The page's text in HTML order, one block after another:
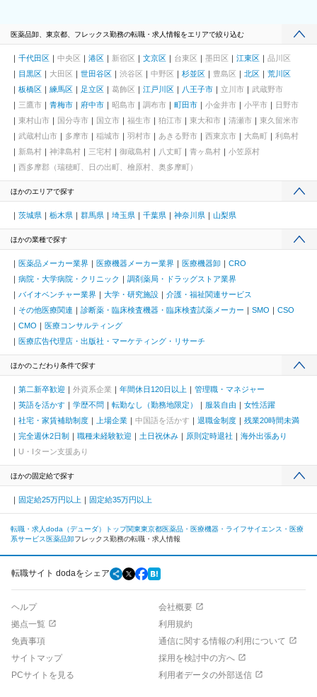
医薬品卸、東京都、フレックス勤務の転職・求人情報をエリアで絞り込む
千代田区 中央区 港区 新宿区 文京区 台東区 墨田区 江東区
品川区
目黒区
大田区 世田谷区 渋谷区 中野区 杉並区 豊島区 北区
荒川区
板橋区
練馬区 足立区 葛飾区 江戸川区 八王子市 立川市
武蔵野市
三鷹市
青梅市 府中市 昭島市 調布市 町田市 小金井市 小平市
日野市
東村山市
国分寺市 国立市 福生市 狛江市 東大和市 清瀬市
東久留米市
武蔵村山市
多摩市 稲城市 羽村市 あきる野市 西東京市 大島町
利島村
新島村
神津島村 三宅村 御蔵島村 八丈町 青ヶ島村
小笠原村
西多摩郡（瑞穂町、日の出町、檜原村、奥多摩町）
ほかのエリアで探す
茨城県 栃木県 群馬県 埼玉県 千葉県 神奈川県 山梨県
ほかの業種で探す
医薬品メーカー業界 医療機器メーカー業界 医療機器卸
CRO
病院・大学病院・クリニック
調剤薬局・ドラッグストア業界
バイオベンチャー業界
大学・研究施設
介護・福祉関連サービス
その他医療関連
診断薬・臨床検査機器・臨床検査試薬メーカー SMO
CSO
CMO
医療コンサルティング
医療広告代理店・出版社・マーケティング・リサーチ
ほかのこだわり条件で探す
第二新卒歓迎 外資系企業 年間休日120日以上
管理職・マネジャー
英語を活かす
学歴不問 転勤なし（勤務地限定） 服装自由
女性活躍
社宅・家賃補助制度
上場企業 中国語を活かす 退職金制度
残業20時間未満
完全週休2日制
職種未経験歓迎 土日祝休み 原則定時退社
海外出張あり
U・Iターン支援あり
ほかの固定給で探す
固定給25万円以上 固定給35万円以上
転職・求人doda（デューダ）トップ関東東京都医薬品・医療機器・ライフサイエンス・医療
系サービス 医薬品卸フレックス勤務の転職・求人情報
転職サイト dodaをシェア
ヘルプ
会社概要
拠点一覧
利用規約
免責事項
通信に関する情報の利用について
サイトマップ
採用を検討中の方へ
PCサイトを見る
利用者データの外部送信